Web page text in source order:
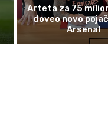
Arteta za 75
doveo novo
Arsenal